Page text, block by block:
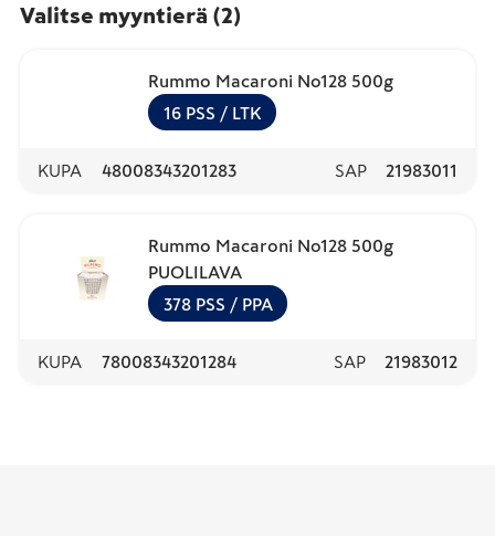
Valitse myyntierä (2)
Rummo Macaroni No128 500g
16 PSS / LTK
KUPA 48008343201283 SAP 21983011
Rummo Macaroni No128 500g
PUOLILAVA
378 PSS / PPA
KUPA 78008343201284 SAP 21983012